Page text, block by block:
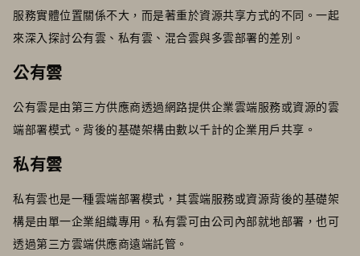
服務實體位置關係不大，而是著重於資源共享方式的不同。一起
來深入探討公有雲、私有雲、混合雲與多雲部署的差別。
公有雲
公有雲是由第三方供應商透過網路提供企業雲端服務或資源的雲
端部署模式。背後的基礎架構由數以千計的企業用戶共享。
私有雲
私有雲也是一種雲端部署模式，其雲端服務或資源背後的基礎架
構是由單一企業組織專用。私有雲可由公司內部就地部署，也可
透過第三方雲端供應商遠端託管。